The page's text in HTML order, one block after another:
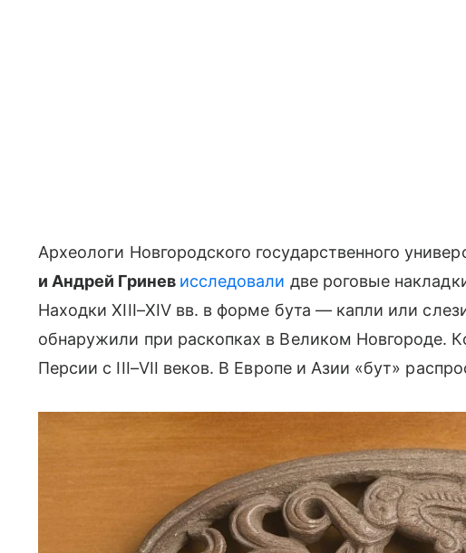
Археологи Новгородского государственного
и Андрей Гринев исследовали две роговые
Находки XIII–XIV вв. в форме бута — капли или
обнаружили при раскопках в Великом Новгороде.
Персии с III–VII веков. В Европе и Азии «бут»